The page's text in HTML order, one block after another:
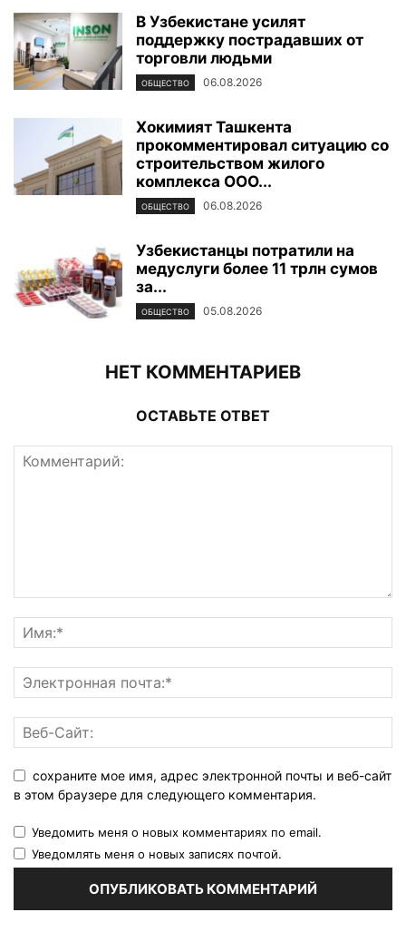
В Узбекистане усилят
поддержку пострадавших от
торговли людьми
ОБЩЕСТВО 06.08.2026
Хокимият Ташкента
прокомментировал ситуацию со
строительством жилого
комплекса ООО...
ОБЩЕСТВО 06.08.2026
Узбекистанцы потратили на
медуслуги более 11 трлн сумов
за...
ОБЩЕСТВО 05.08.2026
НЕТ КОММЕНТАРИЕВ
ОСТАВЬТЕ ОТВЕТ
сохраните мое имя, адрес электронной почты и веб-сайт
в этом браузере для следующего комментария.
Уведомить меня о новых комментариях по email.
Уведомлять меня о новых записях почтой.